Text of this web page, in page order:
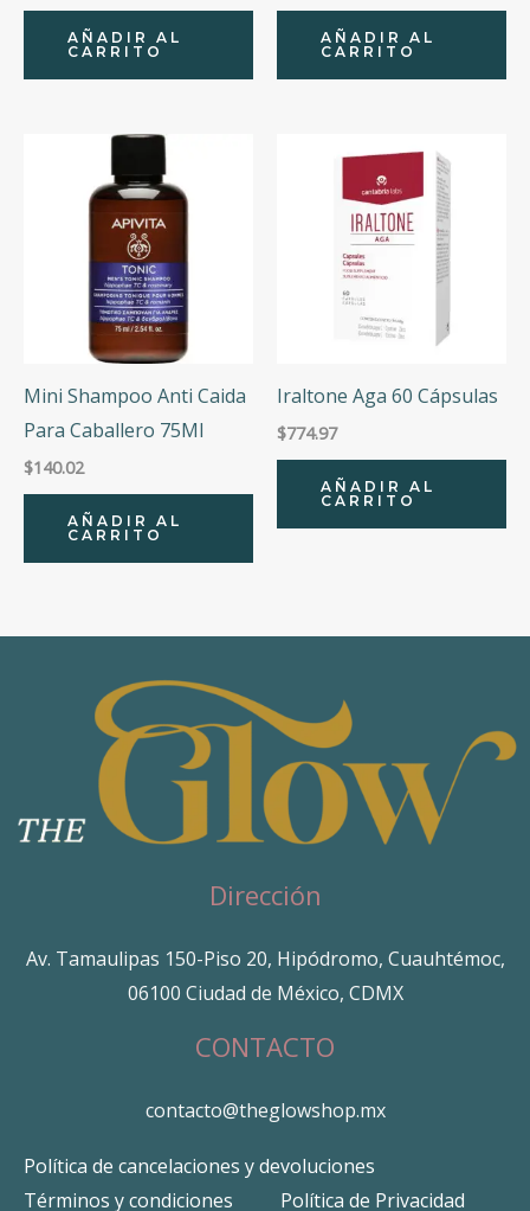
AÑADIR AL
CARRITO
AÑADIR AL
CARRITO
Mini Shampoo Anti Caida
Para Caballero 75Ml
$140.02
AÑADIR AL
CARRITO
Iraltone Aga 60 Cápsulas
$774.97
AÑADIR AL
CARRITO
Dirección
Av. Tamaulipas 150-Piso 20, Hipódromo, Cuauhtémoc,
06100 Ciudad de México, CDMX
CONTACTO
contacto@theglowshop.mx
Política de cancelaciones y devoluciones
Términos y condiciones
Política de Privacidad